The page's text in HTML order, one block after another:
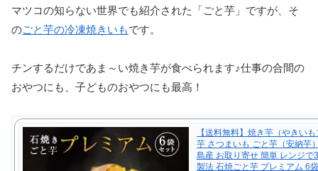
マツコの知らない世界でも紹介された「ごと芋」ですが、そ
のごと芋の冷凍焼きいもです。
チンするだけであま～い焼き芋が食べられます♪仕事の合間の
おやつにも、子どものおやつにも最高！
【送料無料】焼き芋（やきい
芋 さつまいも ごと芋（安納芋
島産 お取り寄せ 簡単 レンジで
製法 石焼ごと芋 プレミアム 6